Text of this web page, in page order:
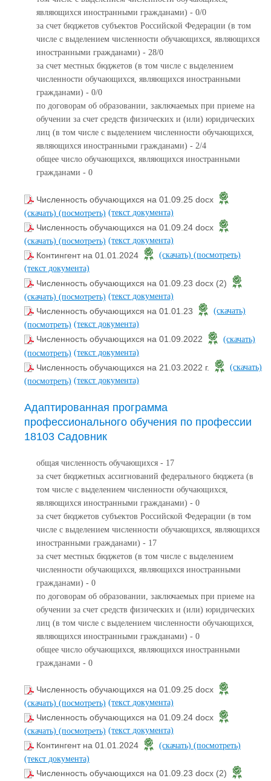
являющихся иностранными гражданами) - 0/0
за счет бюджетов субъектов Российской Федерации (в том
числе с выделением численности обучающихся, являющихся
иностранными гражданами) - 28/0
за счет местных бюджетов (в том числе с выделением
численности обучающихся, являющихся иностранными
гражданами) - 0/0
по договорам об образовании, заключаемых при приеме на
обучении за счет средств физических и (или) юридических
лиц (в том числе с выделением численности обучающихся,
являющихся иностранными гражданами) - 2/4
общее число обучающихся, являющихся иностранными
гражданами - 0
Численность обучающихся на 01.09.25 docx
(скачать) (посмотреть) (текст документа)
Численность обучающихся на 01.09.24 docx
(скачать) (посмотреть) (текст документа)
Контингент на 01.01.2024 (скачать) (посмотреть)
(текст документа)
Численность обучающихся на 01.09.23 docx (2)
(скачать) (посмотреть) (текст документа)
Численность обучающихся на 01.01.23
(скачать)
(посмотреть) (текст документа)
Численность обучающихся на 01.09.2022
(скачать)
(посмотреть) (текст документа)
Численность обучающихся на 21.03.2022 г.
(скачать)
(посмотреть) (текст документа)
Адаптированная программа
профессионального обучения по профессии
18103 Садовник
общая численность обучающихся - 17
за счет бюджетных ассигнований федерального бюджета (в
том числе с выделением численности обучающихся,
являющихся иностранными гражданами) - 0
за счет бюджетов субъектов Российской Федерации (в том
числе с выделением численности обучающихся, являющихся
иностранными гражданами) - 17
за счет местных бюджетов (в том числе с выделением
численности обучающихся, являющихся иностранными
гражданами) - 0
по договорам об образовании, заключаемых при приеме на
обучении за счет средств физических и (или) юридических
лиц (в том числе с выделением численности обучающихся,
являющихся иностранными гражданами) - 0
общее число обучающихся, являющихся иностранными
гражданами - 0
Численность обучающихся на 01.09.25 docx
(скачать) (посмотреть) (текст документа)
Численность обучающихся на 01.09.24 docx
(скачать) (посмотреть) (текст документа)
Контингент на 01.01.2024 (скачать) (посмотреть)
(текст документа)
Численность обучающихся на 01.09.23 docx (2)